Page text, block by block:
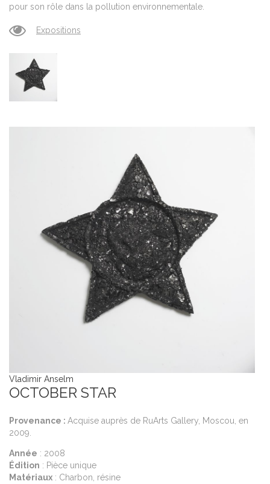
pour son rôle dans la pollution environnementale.
Expositions
Vladimir Anselm
OCTOBER STAR
Provenance : Acquise auprès de RuArts Gallery, Moscou, en
2009.
Année : 2008
Édition : Pièce unique
Matériaux : Charbon, résine